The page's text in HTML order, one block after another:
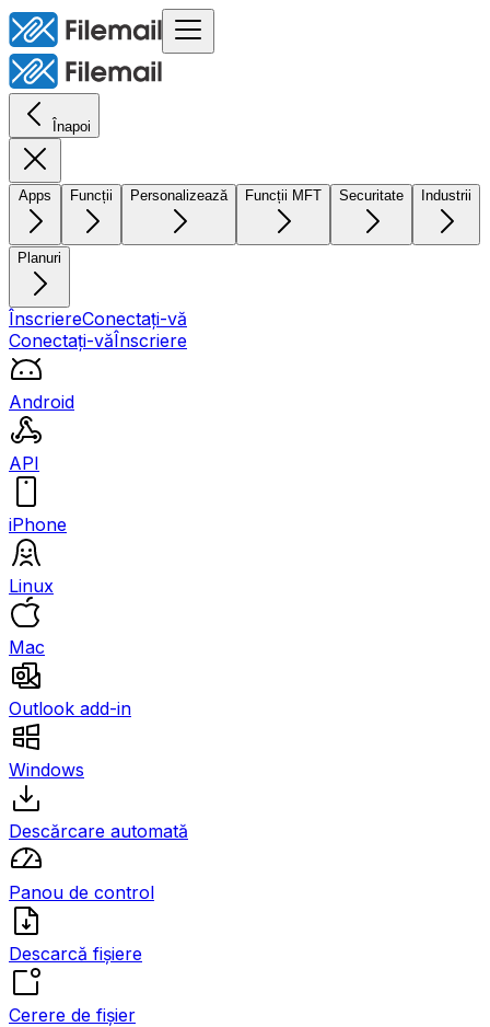
Înapoi
Apps Funcții Personalizează Funcții MFT Securitate Industrii
Planuri
ÎnscriereConectați-vă
Conectați-văÎnscriere
Android
API
iPhone
Linux
Mac
Outlook add-in
Windows
Descărcare automată
Panou de control
Descarcă fișiere
Cerere de fișier